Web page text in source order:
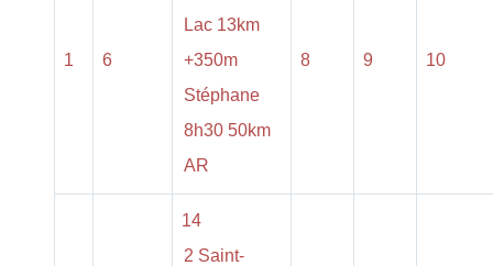
1 6
Lac 13km
+350m
Stéphane
8h30 50km
AR
8 9 10
14
2 Saint-